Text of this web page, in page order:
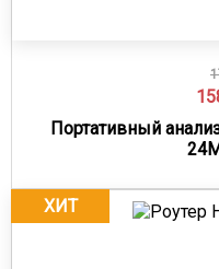
Портативный
ХИТ